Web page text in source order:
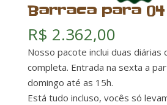
Barraca para 04
R$ 2.362,00
Nosso pacote inclui duas diárias
completa. Entrada na sexta a
domingo até as 15h.
Está tudo incluso, vocês só